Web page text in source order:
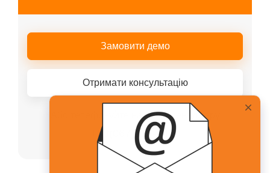
Замовити демо
Отримати консультацію
Або телефонуйте нашому менеджеру
+38(067)217-0440